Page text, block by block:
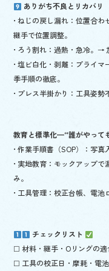
ありがち不良とリカバリ
• ねじの戻し漏れ：位置合
継手で位置調整。
• ろう割れ：過熱・急冷。→
• 塩ビ白化・剥離：プライ
季手順の徹底。
• プレス半掛かり：工具姿
教育と標準化—“誰がやって
• 作業手順書（SOP）：写真
• 実地教育：モックアップ
み。
• 工具管理：校正台帳、電池
チェックリスト
☐ 材料・継手・Oリングの適
☐ 工具の校正日・摩耗・電